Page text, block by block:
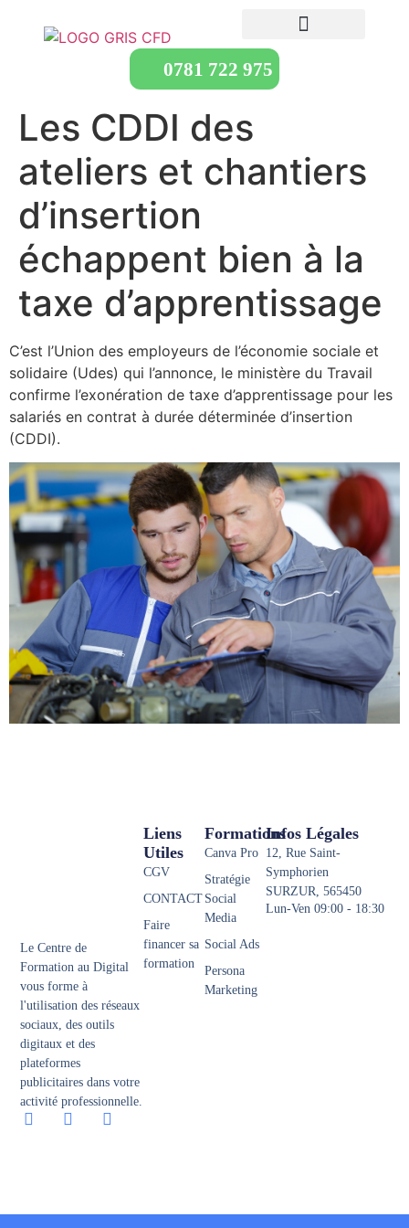
0781 722 975
Les CDDI des
ateliers et chantiers
d’insertion
échappent bien à la
taxe d’apprentissage
C’est l’Union des employeurs de l’économie sociale et
solidaire (Udes) qui l’annonce, le ministère du Travail
confirme l’exonération de taxe d’apprentissage pour les
salariés en contrat à durée déterminée d’insertion
(CDDI).
Le Centre de
Formation au Digital
vous forme à
l'utilisation des réseaux
sociaux, des outils
digitaux et des
plateformes
publicitaires dans votre
activité professionnelle.
Formations
Canva Pro
Stratégie
Social
Media
Social Ads
Persona
Marketing
Liens
Utiles
CGV
CONTACT
Faire
financer sa
formation
Infos Légales
12, Rue Saint-
Symphorien
SURZUR, 565450
Lun-Ven 09:00 - 18:30